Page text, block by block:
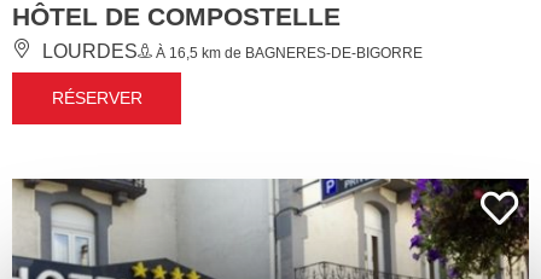
HÔTEL DE COMPOSTELLE
LOURDES À 16,5 km de BAGNERES-DE-BIGORRE
RÉSERVER